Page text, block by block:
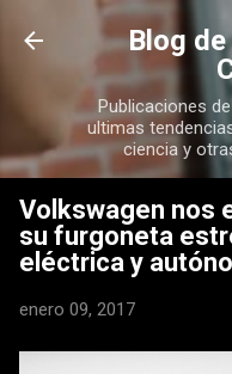
Ir al
Blog
Publicaciones
ultimas
ciencia y
Volkswagen nos
su furgoneta
eléctrica y
enero 09, 2017